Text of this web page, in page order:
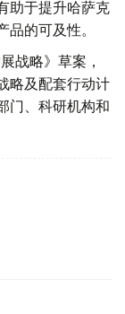
助于提升哈萨克
的可及性。
战略》草案，
略及配套行动计
门、科研机构和